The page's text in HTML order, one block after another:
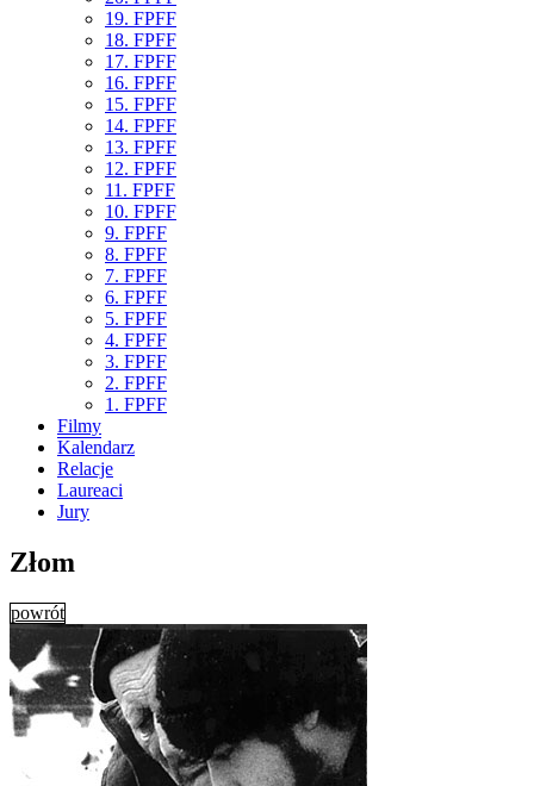
19. FPFF
18. FPFF
17. FPFF
16. FPFF
15. FPFF
14. FPFF
13. FPFF
12. FPFF
11. FPFF
10. FPFF
9. FPFF
8. FPFF
7. FPFF
6. FPFF
5. FPFF
4. FPFF
3. FPFF
2. FPFF
1. FPFF
Filmy
Kalendarz
Relacje
Laureaci
Jury
Złom
powrót